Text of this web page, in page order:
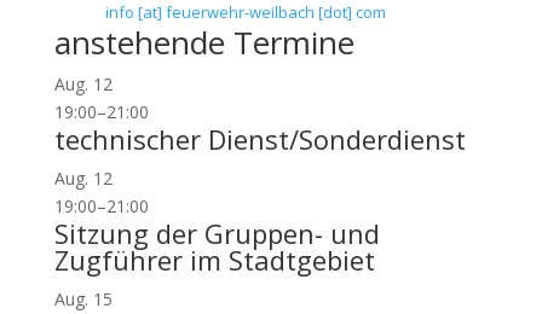
info [at] feuerwehr-weilbach [dot] com
anstehende Termine
Aug. 12
19:00–21:00
technischer Dienst/Sonderdienst
Aug. 12
19:00–21:00
Sitzung der Gruppen- und
Zugführer im Stadtgebiet
Aug. 15